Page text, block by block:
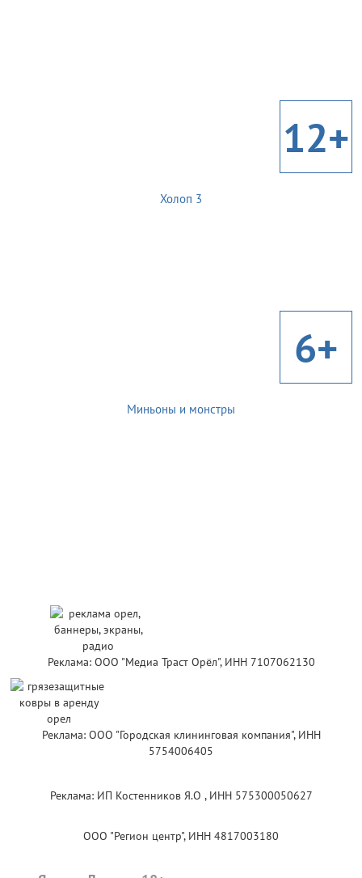
12+
Холоп 3
6+
Миньоны и монстры
Реклама: ООО "Медиа Траст Орёл", ИНН 7107062130
Реклама: ООО "Городская клининговая компания", ИНН
5754006405
Реклама: ИП Костенников Я.О , ИНН 575300050627
ООО "Регион центр", ИНН 4817003180